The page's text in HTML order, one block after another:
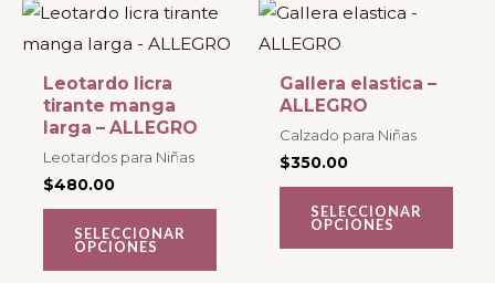
Leotardo licra
tirante manga
larga – ALLEGRO
Leotardos para Niñas
$480.00
SELECCIONAR
OPCIONES
Este
producto
tiene
múltiples
variantes.
Las
opciones
pueden
Gallera elastica –
ALLEGRO
Calzado para Niñas
$350.00
SELECCIONAR
OPCIONES
Este
producto
tiene
múltiples
variantes.
Las